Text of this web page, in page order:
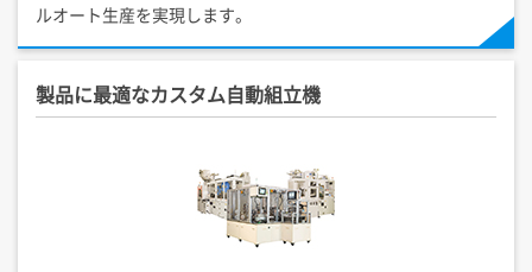
ルオート生産を実現します。
製品に最適なカスタム自動組立機